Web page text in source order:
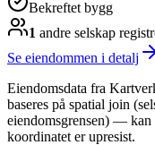
Bekreftet bygg
1 andre selskap
Se eiendommen i detalj
Eiendomsdata fra
baseres på spatial join
eiendomsgrensen) —
koordinatet er upresist.